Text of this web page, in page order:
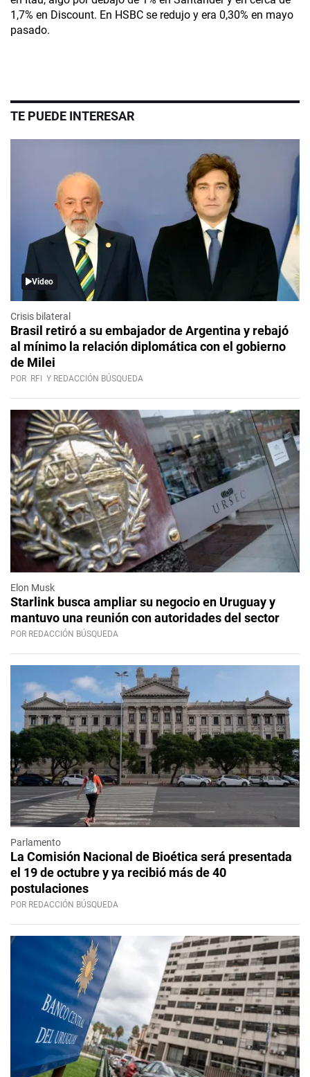
1,7% en Discount. En HSBC se redujo y era 0,30% en mayo
pasado.
TE PUEDE INTERESAR
Video
Crisis bilateral
Brasil retiró a su embajador de Argentina y rebajó
al mínimo la relación diplomática con el gobierno
de Milei
POR RFI Y REDACCIÓN BÚSQUEDA
Elon Musk
Starlink busca ampliar su negocio en Uruguay y
mantuvo una reunión con autoridades del sector
POR REDACCIÓN BÚSQUEDA
Parlamento
La Comisión Nacional de Bioética será presentada
el 19 de octubre y ya recibió más de 40
postulaciones
POR REDACCIÓN BÚSQUEDA